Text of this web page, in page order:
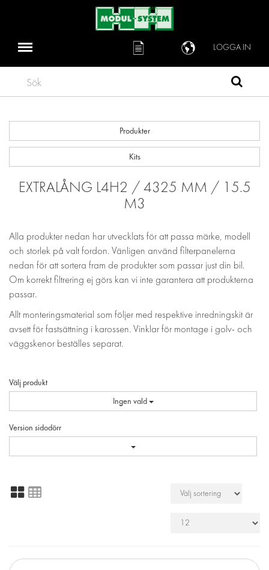
LOGGA IN
Sök
Produkter
Kits
EXTRALÅNG L4H2 / 4325 MM / 15.5
M3
Alla produkter nedan har utvecklats för att passa märke, modell
och storlek på valt fordon. Vänligen använd filterpanelerna
nedan för att sortera fram de produkter som passar just din bil.
Om korrekt filtrering ej görs kan vi inte garantera att produkterna
passar.
Allt monteringsmaterial som följer med respektive inredningskit är
avsett för fastsättning i karossen. Vinklar för montage i golv- och
väggskenor beställes separat.
Välj produkt
Ingen vald
Version sidodörr